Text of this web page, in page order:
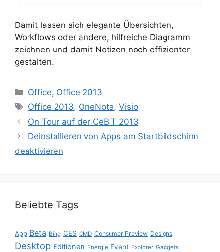
Damit lassen sich elegante Übersichten,
Workflows oder andere, hilfreiche Diagramm
zeichnen und damit Notizen noch effizienter
gestalten.
Kategorien
Office, Office 2013
Schlagwörter
Office 2013, OneNote,Visio
On Tour auf der CeBIT 2013
Deinstallieren von Apps am Startbildschirm
deaktivieren
Beliebte Tags
App Beta Bing CES CMD Consumer Preview Designs
Desktop Editionen Energie Event Explorer Gadgets